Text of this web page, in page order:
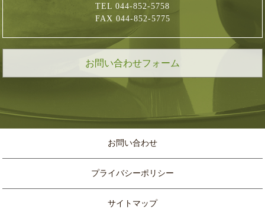
TEL 044-852-5758
FAX 044-852-5775
お問い合わせフォーム
お問い合わせ
プライバシーポリシー
サイトマップ